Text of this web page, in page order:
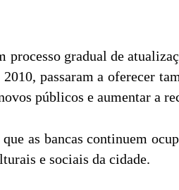
gradual de
passaram a oferecer
públicos e aumentar a
as bancas continuem
e sociais da cidade.